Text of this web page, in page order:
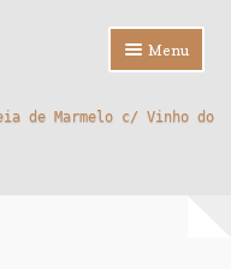
Menu
de Marmelo c/ Vinho do